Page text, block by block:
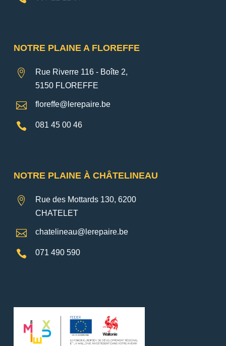
NOTRE PLAINE A FLOREFFE

Rue Riverre 116 - Boîte 2,
5150 FLOREFFE
 floreffe@lerepaire.be
 081 45 00 46
NOTRE PLAINE À CHÂTELINEAU

Rue des Mottards 130, 6200
CHATELET
 chatelineau@lerepaire.be
 071 490 590